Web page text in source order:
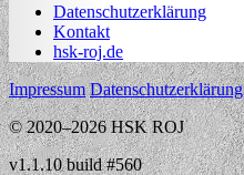
Datenschutzerklärung
Kontakt
hsk-roj.de
Impressum Datenschutzerklärung
© 2020–2026 HSK ROJ
v1.1.10 build #560